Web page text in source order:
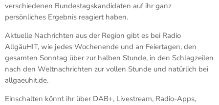
verschiedenen Bundestagskandidaten auf ihr ganz
persönliches Ergebnis reagiert haben.
Aktuelle Nachrichten aus der Region gibt es bei Radio
AllgäuHIT, wie jedes Wochenende und an Feiertagen, den
gesamten Sonntag über zur halben Stunde, in den Schlagzeilen
nach den Weltnachrichten zur vollen Stunde und natürlich bei
allgaeuhit.de.
Einschalten könnt ihr über DAB+, Livestream, Radio-Apps,